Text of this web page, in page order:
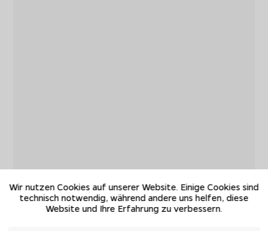
Wir nutzen Cookies auf unserer Website. Einige Cookies sind
technisch notwendig, während andere uns helfen, diese
Website und Ihre Erfahrung zu verbessern.